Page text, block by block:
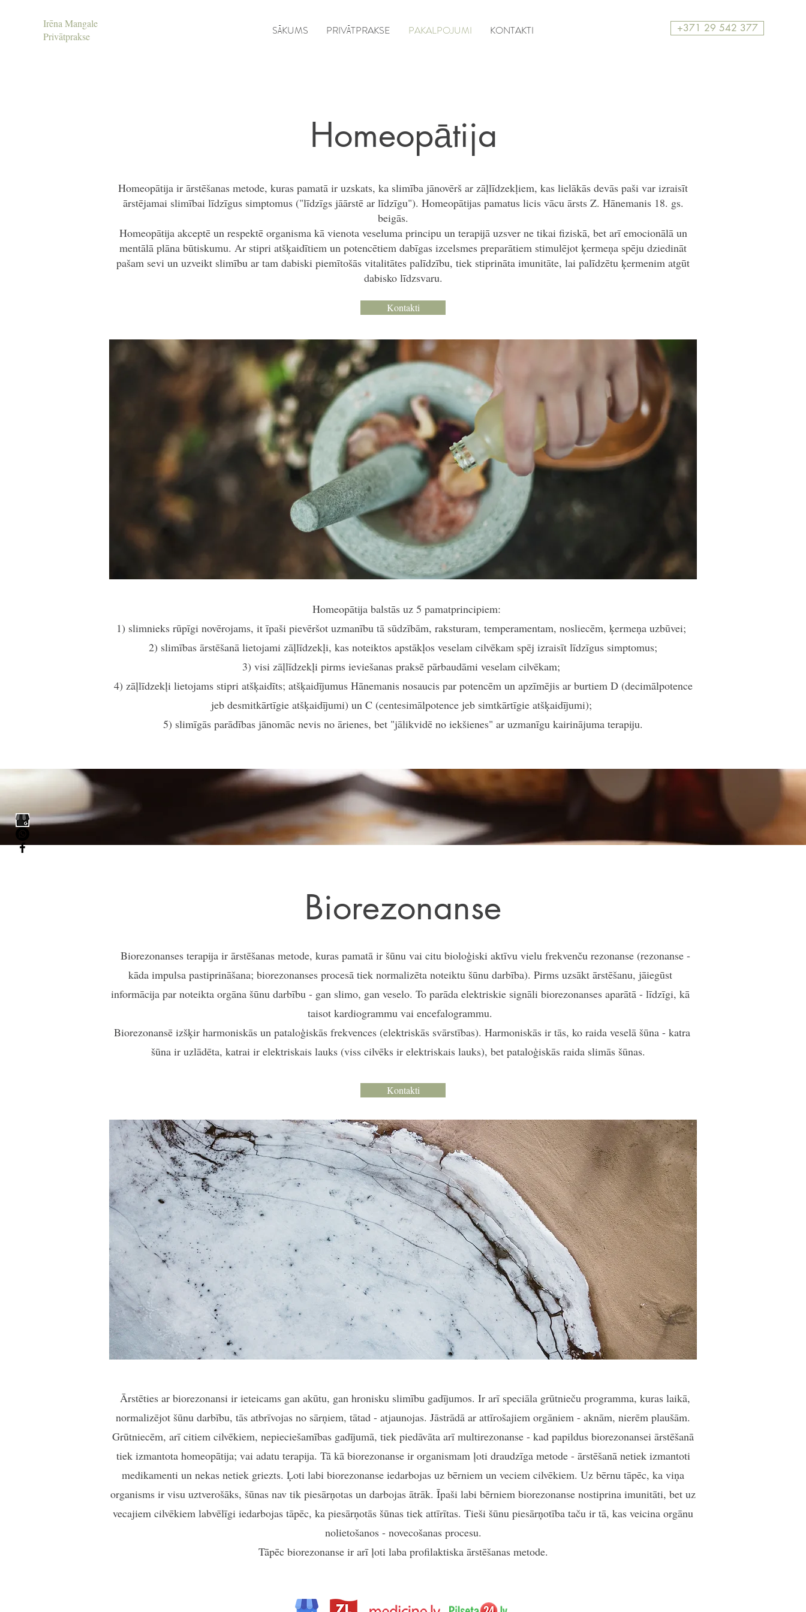
Irēna Mangale
Privātprakse
+371 29 542 377
SĀKUMS PRIVĀTPRAKSE PAKALPOJUMI KONTAKTI
Homeopātija
Homeopātija ir ārstēšanas metode, kuras pamatā ir uzskats, ka slimība jānovērš ar zāļlīdzekļiem, kas lielākās devās paši var izraisīt
ārstējamai slimībai līdzīgus simptomus ("līdzīgs jāārstē ar līdzīgu"). Homeopātijas pamatus licis vācu ārsts Z. Hānemanis 18. gs.
beigās.
Homeopātija akceptē un respektē organisma kā vienota veseluma principu un terapijā uzsver ne tikai fiziskā, bet arī emocionālā un
mentālā plāna būtiskumu. Ar stipri atšķaidītiem un potencētiem dabīgas izcelsmes preparātiem stimulējot ķermeņa spēju dziedināt
pašam sevi un uzveikt slimību ar tam dabiski piemītošās vitalitātes palīdzību, tiek stiprināta imunitāte, lai palīdzētu ķermenim atgūt
dabisko līdzsvaru.
Kontakti
Homeopātija balstās uz 5 pamatprincipiem:
1) slimnieks rūpīgi novērojams, it īpaši pievēršot uzmanību tā sūdzībām, raksturam, temperamentam, nosliecēm, ķermeņa uzbūvei;
2) slimības ārstēšanā lietojami zāļlīdzekļi, kas noteiktos apstākļos veselam cilvēkam spēj izraisīt līdzīgus simptomus;
3) visi zāļlīdzekļi pirms ieviešanas praksē pārbaudāmi veselam cilvēkam;
4) zāļlīdzekļi lietojams stipri atšķaidīts; atšķaidījumus Hānemanis nosaucis par potencēm un apzīmējis ar burtiem D (decimālpotence
jeb desmitkārtīgie atšķaidījumi) un C (centesimālpotence jeb simtkārtīgie atšķaidījumi);
5) slimīgās parādības jānomāc nevis no ārienes, bet "jālikvidē no iekšienes" ar uzmanīgu kairinājuma terapiju.
Biorezonanses terapija ir ārstēšanas metode, kuras pamatā ir šūnu vai citu bioloģiski aktīvu vielu frekvenču rezonanse (rezonanse -
kāda impulsa pastiprināšana; biorezonanses procesā tiek normalizēta noteiktu šūnu darbība). Pirms uzsākt ārstēšanu, jāiegūst
informācija par noteikta orgāna šūnu darbību - gan slimo, gan veselo. To parāda elektriskie signāli biorezonanses aparātā - līdzīgi, kā
taisot kardiogrammu vai encefalogrammu.
Biorezonansē izšķir harmoniskās un pataloģiskās frekvences (elektriskās svārstības). Harmoniskās ir tās, ko raida veselā šūna - katra
šūna ir uzlādēta, katrai ir elektriskais lauks (viss cilvēks ir elektriskais lauks), bet pataloģiskās raida slimās šūnas.
Kontakti
Biorezonanse
Ārstēties ar biorezonansi ir ieteicams gan akūtu, gan hronisku slimību gadījumos. Ir arī speciāla grūtnieču programma, kuras laikā,
normalizējot šūnu darbību, tās atbrīvojas no sārņiem, tātad - atjaunojas. Jāstrādā ar attīrošajiem orgāniem - aknām, nierēm plaušām.
Grūtniecēm, arī citiem cilvēkiem, nepieciešamības gadījumā, tiek piedāvāta arī multirezonanse - kad papildus biorezonansei ārstēšanā
tiek izmantota homeopātija; vai adatu terapija. Tā kā biorezonanse ir organismam ļoti draudzīga metode - ārstēšanā netiek izmantoti
medikamenti un nekas netiek griezts. Ļoti labi biorezonanse iedarbojas uz bērniem un veciem cilvēkiem. Uz bērnu tāpēc, ka viņa
organisms ir visu uztverošāks, šūnas nav tik piesārņotas un darbojas ātrāk. Īpaši labi bērniem biorezonanse nostiprina imunitāti, bet uz
vecajiem cilvēkiem labvēlīgi iedarbojas tāpēc, ka piesārņotās šūnas tiek attīrītas. Tieši šūnu piesārņotība taču ir tā, kas veicina orgānu
nolietošanos - novecošanas procesu.
Tāpēc biorezonanse ir arī ļoti laba profilaktiska ārstēšanas metode.